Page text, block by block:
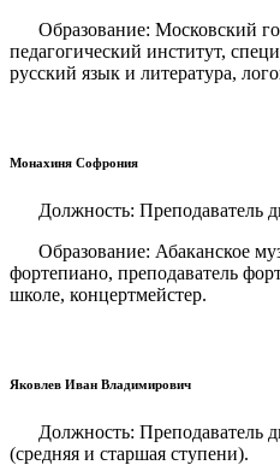
Образование: Московский
педагогический институт,
русский язык и литература,
Монахиня Софрония
Должность: Преподаватель
Образование: Абаканское
фортепиано, преподаватель
школе, концертмейстер.
Яковлев Иван Владимирович
Должность: Преподаватель
(средняя и старшая ступени).